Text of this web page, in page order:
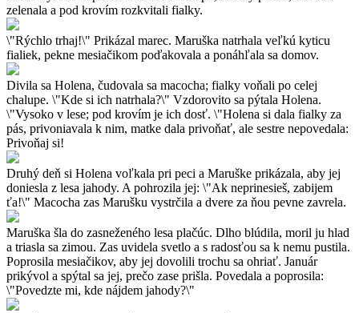
zelenala a pod krovím rozkvitali fialky.
\"Rýchlo trhaj!\" Prikázal marec. Maruška natrhala veľkú kyticu
fialiek, pekne mesiačikom poďakovala a ponáhľala sa domov.
Divila sa Holena, čudovala sa macocha; fialky voňali po celej
chalupe. \"Kde si ich natrhala?\" Vzdorovito sa pýtala Holena.
\"Vysoko v lese; pod krovím je ich dosť. \"Holena si dala fialky za
pás, privoniavala k nim, matke dala privoňať, ale sestre nepovedala:
Privoňaj si!
Druhý deň si Holena voľkala pri peci a Maruške prikázala, aby jej
doniesla z lesa jahody. A pohrozila jej: \"Ak neprinesieš, zabijem
ťa!\" Macocha zas Marušku vystrčila a dvere za ňou pevne zavrela.
Maruška šla do zasneženého lesa plačúc. Dlho blúdila, moril ju hlad
a triasla sa zimou. Zas uvidela svetlo a s radosťou sa k nemu pustila.
Poprosila mesiačikov, aby jej dovolili trochu sa ohriať. Január
prikývol a spýtal sa jej, prečo zase prišla. Povedala a poprosila:
\"Povedzte mi, kde nájdem jahody?\"